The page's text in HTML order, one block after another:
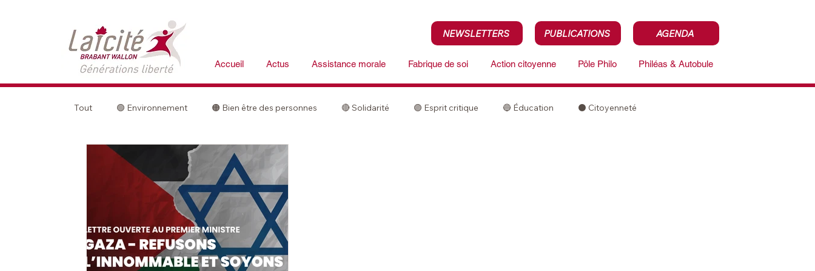
NEWSLETTERS PUBLICATIONS AGENDA
Accueil Actus Assistance morale Fabrique de soi Action citoyenne Pôle Philo Philéas & Autobule
Tout 🟢 Environnement 🟠 Bien être des personnes 🔴 Solidarité 🟣 Esprit critique 🔵 Éducation ⚫️ Citoyenneté